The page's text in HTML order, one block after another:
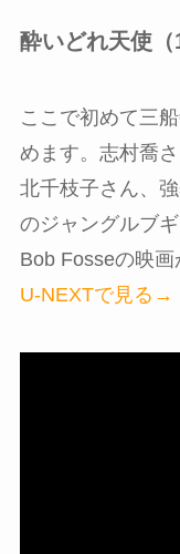
酔いどれ天使（
ここで初めて三
めます。志村喬
北千枝子さん、
のジャングルブ
Bob Fosseの映画
U-NEXTで見る→